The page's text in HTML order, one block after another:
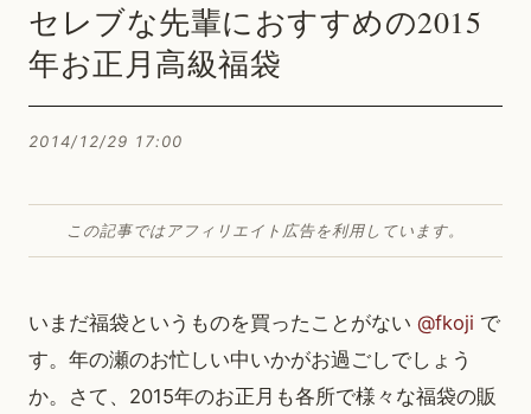
セレブな先輩におすすめの2015
年お正月高級福袋
2014/12/29 17:00
この記事ではアフィリエイト広告を利用しています。
いまだ福袋というものを買ったことがない @fkoji で
す。年の瀬のお忙しい中いかがお過ごしでしょう
か。さて、2015年のお正月も各所で様々な福袋の販